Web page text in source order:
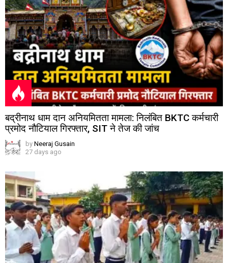
बद्रीनाथ धाम दान अनियमितता मामला: निलंबित BKTC कर्मचारी
प्रमोद नौटियाल गिरफ्तार, SIT ने तेज की जांच
by Neeraj Gusain
27 days ago